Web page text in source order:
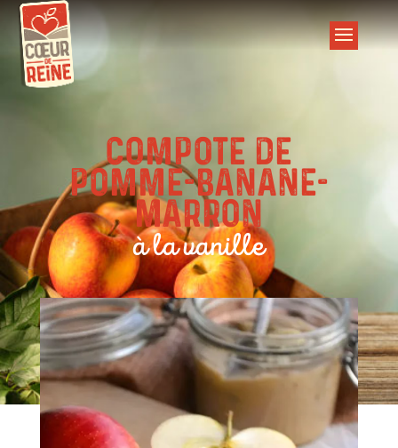
Compote de
pomme-banane-
marron
à la vanille